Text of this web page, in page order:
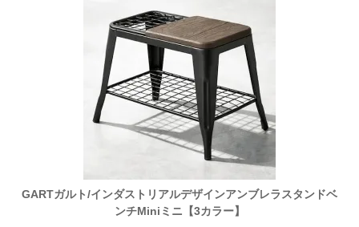
GARTガルト/インダストリアルデザインアンブレラスタンドベ
ンチMiniミニ【3カラー】